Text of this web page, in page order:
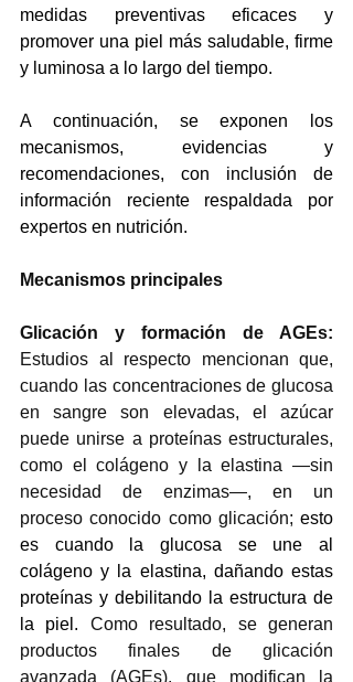
medidas preventivas eficaces y
promover una piel más saludable, firme
y luminosa a lo largo del tiempo.
A continuación, se exponen los
mecanismos, evidencias y
recomendaciones, con inclusión de
información reciente respaldada por
expertos en nutrición.
Mecanismos principales
Estudios al respecto mencionan que,
cuando las concentraciones de glucosa
en sangre son elevadas, el azúcar
puede unirse a proteínas estructurales,
como el colágeno y la elastina —sin
necesidad de enzimas—, en un
proceso conocido como glicación; esto
es cuando la glucosa se une al
colágeno y la elastina, dañando estas
proteínas y debilitando la estructura de
la piel . Como resultado, se generan
productos finales de glicación
avanzada (AGEs), que modifican la